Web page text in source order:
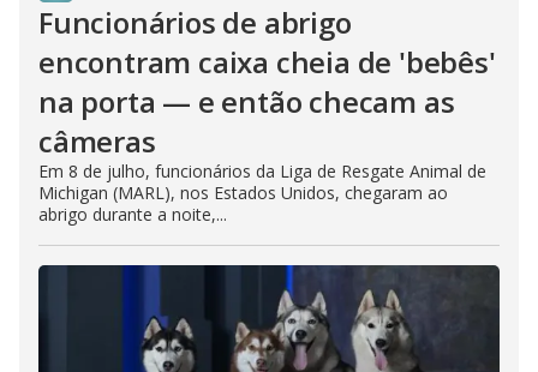
Funcionários de abrigo
encontram caixa cheia de 'bebês'
na porta — e então checam as
câmeras
Em 8 de julho, funcionários da Liga de Resgate Animal de
Michigan (MARL), nos Estados Unidos, chegaram ao
abrigo durante a noite,...